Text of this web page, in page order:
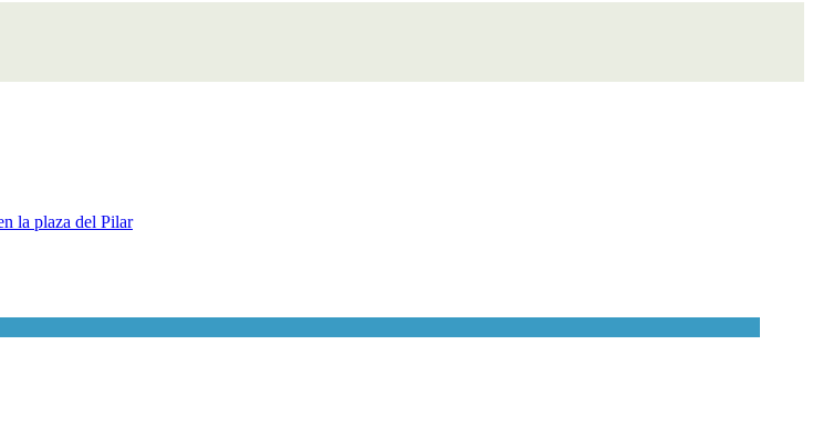
la plaza del Pilar